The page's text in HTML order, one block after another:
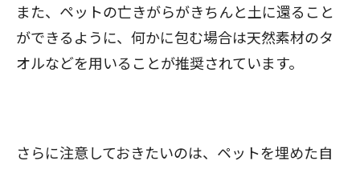
また、ペットの亡きがらがきちんと土に還ること
ができるように、何かに包む場合は天然素材のタ
オルなどを用いることが推奨されています。
さらに注意しておきたいのは、ペットを埋めた自